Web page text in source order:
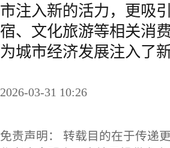
市注入新的活力，更吸
宿、文化旅游等相关消
为城市经济发展注入了
2026-03-31 10:26
免责声明： 转载目的在于传递